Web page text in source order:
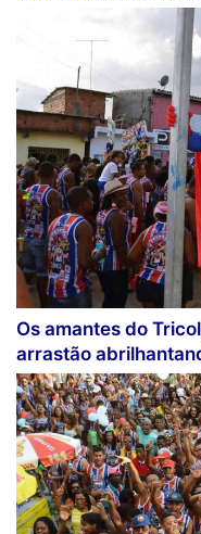
Os amantes do
arrastão